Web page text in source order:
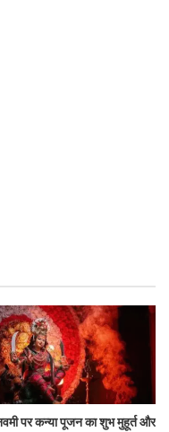
पर कन्या पूजन का शुभ मुहूर्त और